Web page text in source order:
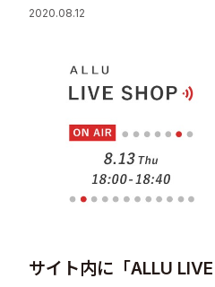
Recruit
Contact
2020.08.12
サイト内に「ALLU